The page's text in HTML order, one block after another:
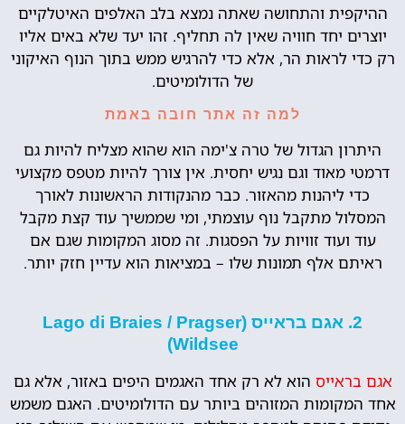
ההיקפית והתחושה שאתה נמצא בלב האלפים האיטלקיים
יוצרים יחד חוויה שאין לה תחליף. זהו יעד שלא באים אליו
רק כדי לראות הר, אלא כדי להרגיש ממש בתוך הנוף האיקוני
של הדולומיטים.
למה זה אתר חובה באמת
היתרון הגדול של טרה צ'ימה הוא שהוא מצליח להיות גם
דרמטי מאוד וגם נגיש יחסית. אין צורך להיות מטפס מקצועי
כדי ליהנות מהאזור. כבר מהנקודות הראשונות לאורך
המסלול מתקבל נוף עוצמתי, ומי שממשיך עוד קצת מקבל
עוד ועוד זוויות על הפסגות. זה מסוג המקומות שגם אם
ראיתם אלף תמונות שלו – במציאות הוא עדיין חזק יותר.
2. אגם בראייס (Lago di Braies / Pragser
Wildsee)
אגם בראייס הוא לא רק אחד האגמים היפים באזור, אלא גם
אחד המקומות המזוהים ביותר עם הדולומיטים. האגם משמש